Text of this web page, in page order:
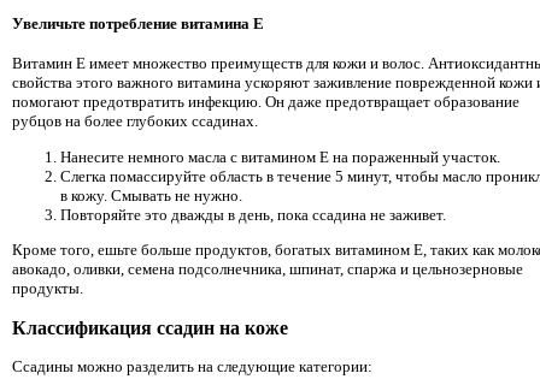
Увеличьте потребление витамина E
Витамин E имеет множество преимуществ для кожи и волос.
свойства этого важного витамина ускоряют заживление поврежденной кожи
помогают предотвратить инфекцию. Он даже предотвращает образование
рубцов на более глубоких ссадинах.
Нанесите немного масла с витамином Е на пораженный участок.
Слегка помассируйте область в течение 5 минут, чтобы масло
в кожу. Смывать не нужно.
Повторяйте это дважды в день, пока ссадина не заживет.
Кроме того, ешьте больше продуктов, богатых витамином Е, таких как
авокадо, оливки, семена подсолнечника, шпинат, спаржа и цельнозерновые
продукты.
Классификация ссадин на коже
Ссадины можно разделить на следующие категории: